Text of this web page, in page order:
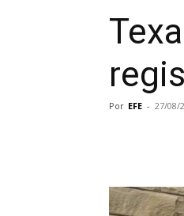
Por EFE - 27/08/